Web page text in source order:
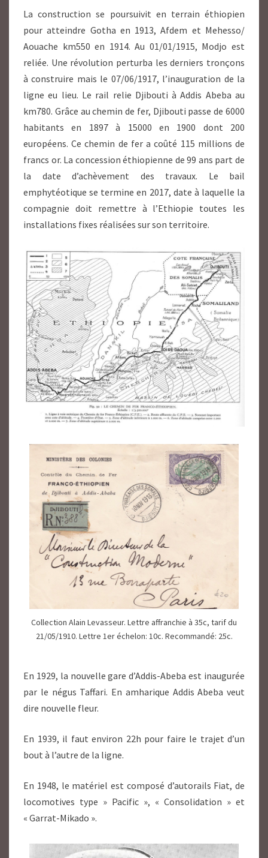
La construction se poursuivit en terrain éthiopien
pour atteindre Gotha en 1913, Afdem et Mehesso/
Aouache km550 en 1914. Au 01/01/1915, Modjo est
reliée. Une révolution perturba les derniers tronçons
à construire mais le 07/06/1917, l’inauguration de la
ligne eu lieu. Le rail relie Djibouti à Addis Abeba au
km780. Grâce au chemin de fer, Djibouti passe de 6000
habitants en 1897 à 15000 en 1900 dont 200
européens. Ce chemin de fer a coûté 115 millions de
francs or. La concession éthiopienne de 99 ans part de
la date d’achèvement des travaux. Le bail
emphytéotique se termine en 2017, date à laquelle la
compagnie doit remettre à l’Ethiopie toutes les
installations fixes réalisées sur son territoire.
Collection Alain Levasseur. Lettre affranchie à 35c, tarif du
21/05/1910. Lettre 1er échelon: 10c. Recommandé: 25c.
En 1929, la nouvelle gare d’Addis-Abeba est inaugurée
par le négus Taffari. En amharique Addis Abeba veut
dire nouvelle fleur.
En 1939, il faut environ 22h pour faire le trajet d’un
bout à l’autre de la ligne.
En 1948, le matériel est composé d’autorails Fiat, de
locomotives type » Pacific », « Consolidation » et
« Garrat-Mikado ».